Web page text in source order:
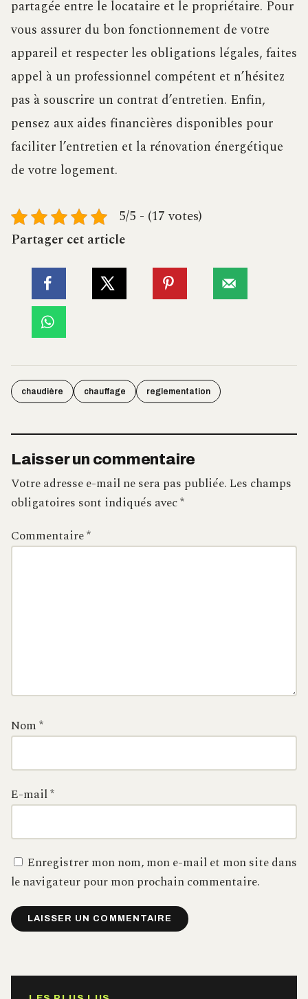
partagée entre le locataire et le propriétaire. Pour
vous assurer du bon fonctionnement de votre
appareil et respecter les obligations légales, faites
appel à un professionnel compétent et n’hésitez
pas à souscrire un contrat d’entretien. Enfin,
pensez aux aides financières disponibles pour
faciliter l’entretien et la rénovation énergétique
de votre logement.
5/5 - (17 votes)
Partager cet article
chaudière chauffage reglementation
Laisser un commentaire
Votre adresse e-mail ne sera pas publiée.Les champs
obligatoires sont indiqués avec*
Commentaire*
Nom*
E-mail*
Enregistrer mon nom, mon e-mail et mon site dans
le navigateur pour mon prochain commentaire.